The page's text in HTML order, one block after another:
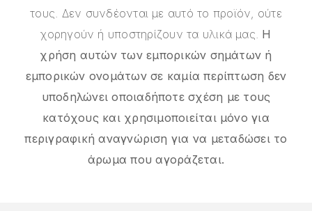
τους. Δεν συνδέονται με αυτό το προϊόν, ούτε
χορηγούν ή υποστηρίζουν τα υλικά μας. Η
χρήση αυτών των εμπορικών σημάτων ή
εμπορικών ονομάτων σε καμία περίπτωση δεν
υποδηλώνει οποιαδήποτε σχέση με τους
κατόχους και χρησιμοποιείται μόνο για
περιγραφική αναγνώριση για να μεταδώσει το
άρωμα που αγοράζεται.